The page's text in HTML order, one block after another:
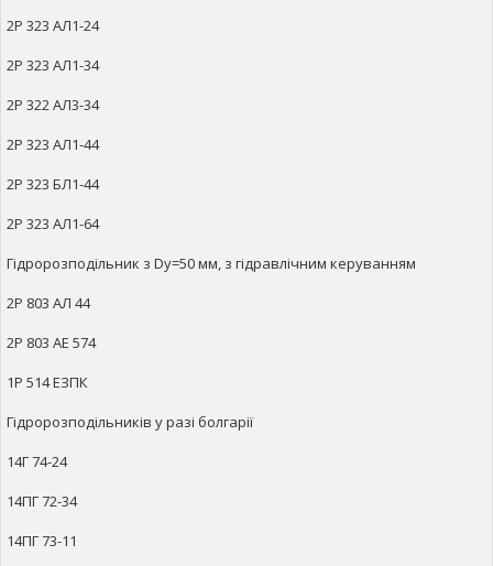
2Р 323 АЛ1-24
2Р 323 АЛ1-34
2Р 322 АЛ3-34
2Р 323 АЛ1-44
2Р 323 БЛ1-44
2Р 323 АЛ1-64
Гідророзподільник з Dy=50 мм, з гідравлічним керуванням
2Р 803 АЛ 44
2Р 803 АЕ 574
1Р 514 ЕЗПК
Гідророзподільників у разі болгарії
14Г 74-24
14ПГ 72-34
14ПГ 73-11